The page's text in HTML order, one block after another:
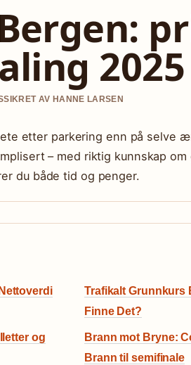
2025
AV HANNE LARSEN
etter parkering enn på selve
– med riktig kunnskap
du både tid og penger.
Trafikalt Grunnkurs
Finne Det?
og
Brann mot Bryne:
Brann til semifinale